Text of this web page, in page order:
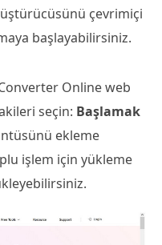
çevrimiçi
başlayabilirsiniz.
Online web
seçin: Başlamak
ekleme
işlem için yükleme